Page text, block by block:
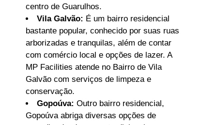
centro de Guarulhos.
Vila Galvão: É um bairro residencial
bastante popular, conhecido por suas ruas
arborizadas e tranquilas, além de contar
com comércio local e opções de lazer. A
MP Facilities atende no Bairro de Vila
Galvão com serviços de limpeza e
conservação.
Gopoúva: Outro bairro residencial,
Gopoúva abriga diversas opções de